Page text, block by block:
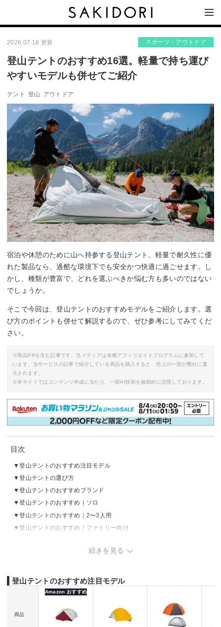
2026.07.16 更新 スポーツ・アウトドア
登山テントのおすすめ16選。軽量で持ち運び
やすいモデルも併せてご紹介
テント 登山 アウトドア
By:e-mot.co.jp
宿泊や休憩のために山へ持参する登山テント。軽量で耐久性に優
れた製品なら、過酷な環境下でも安全かつ快適に過ごせます。し
かし、種類が豊富で、どれを選ぶべきか悩む方も多いのではない
でしょうか。
そこで今回は、登山テントのおすすめモデルをご紹介します。選
び方のポイントも併せて解説するので、ぜひ参考にしてみてくだ
さい。
※商品PRを含む記事です。当メディアは各種アフィリエイトプログラムに参加して
います。当サービスの記事で紹介している商品を購入すると、売上の一部が弊社に還
元されます。
※本サイトではコンテンツ作成に当たり、一部AI技術を補助的に活用しております。
目次
登山テントのおすすめ注目モデル
登山テントの選び方
登山テントのおすすめブランド
登山テントのおすすめ｜ソロ
登山テントのおすすめ｜2〜3人用
登山テントのおすすめ｜ファミリー向け
続きを見る
登山テントのおすすめ注目モデル
商品
Amazon おすすめ